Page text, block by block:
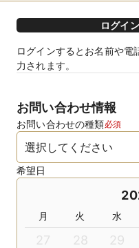
ログイ
ログインするとお名前や電
力されます。
お問い合わせ情報
お問い合わせの種類必須
希望日
月 火 水
27 28 29